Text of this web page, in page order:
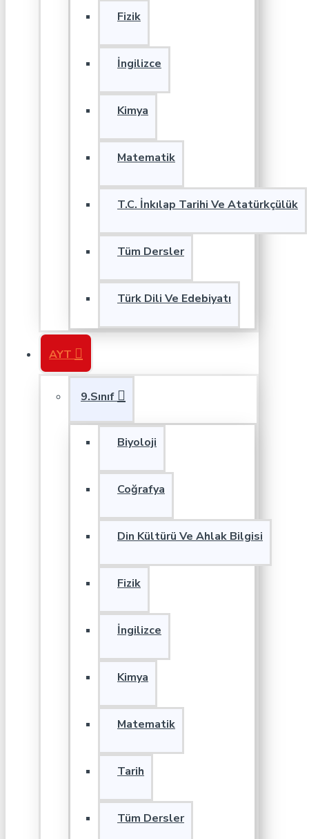
Fizik
İngilizce
Kimya
Matematik
T.C. İnkılap Tarihi Ve Atatürkçülük
Tüm Dersler
Türk Dili Ve Edebiyatı
AYT
9.Sınıf
Biyoloji
Coğrafya
Din Kültürü Ve Ahlak Bilgisi
Fizik
İngilizce
Kimya
Matematik
Tarih
Tüm Dersler